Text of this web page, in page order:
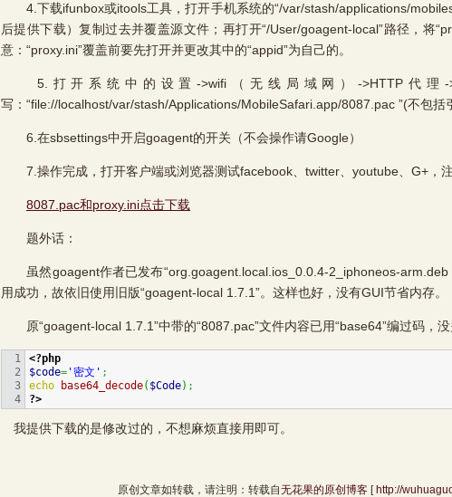
4.下载ifunbox或itools工具，打开手机系统的“/var/stash/applications/
后提供下载）复制过去并覆盖源文件；再打开“/User/goagent-local”路径，将
意：“proxy.ini”覆盖前要先打开并更改其中的“appid”为自己的。
5.打开系统中的设置->wifi（无线局域网）->HTTP代理-
写：“file://localhost/var/stash/Applications/MobileSafari.app/8087.pac ”(不包括
6.在sbsettings中开启goagent的开关（不会操作请Google）
7.操作完成，打开客户端或浏览器测试facebook、twitter、youtube、G+，注
8087.pac和proxy.ini点击下载
题外话：
虽然goagent作者已发布“org.goagent.local.ios_0.0.4-2_iphoneos-arm.deb
用成功，故依旧使用旧版“goagent-local 1.7.1”。这样也好，没有GUI节省内存。
原“goagent-local 1.7.1”中带的“8087.pac”文件内容已用“base64”编过码，没
1
2
3
<?php
$code= '密文' ;
echo
base64_decode( $Code) ;
?>
我提供下载的是修改过的，不想麻烦直接用即可。
原创文章如转载，请注明：转载自无花果的原创博客 [ http://